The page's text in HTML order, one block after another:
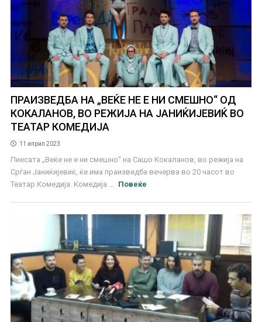
ПРАИЗВЕДБА НА „ВЕЌЕ НЕ Е НИ СМЕШНО“ ОД
КОКАЛАНОВ, ВО РЕЖИЈА НА ЈАНИЌИЈЕВИЌ ВО
ТЕАТАР КОМЕДИЈА
11 април 2023
Пиесата „Веќе не е ни смешно“ на Сашо Кокаланов, во режија на
Срѓан Јаниќијевиќ, ќе има праизведба вечерва во 20 часот во
Театар Комедија. Комедија ...
Повеќе